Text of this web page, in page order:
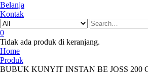
Belanja
Kontak
0
Tidak ada produk di keranjang.
Home
Produk
BUBUK KUNYIT INSTAN BE JOSS 200